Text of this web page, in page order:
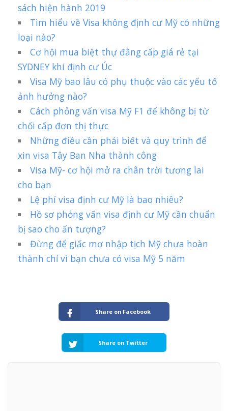
sách hiện hành 2019
Tìm hiểu về Visa không định cư Mỹ có những
loại nào?
Cơ hội mua biệt thự đẳng cấp giá rẻ tại
SYDNEY khi định cư Úc
Visa Mỹ bao lâu có phụ thuộc vào các yếu tố
ảnh hưởng nào?
Cách phỏng vấn visa Mỹ F1 để không bị từ
chối cấp đơn thị thực
Những điều cần phải biết và quy trình để
xin visa Tây Ban Nha thành công
Visa Mỹ- cơ hội mở ra chân trời tương lai
cho bạn
Lệ phí visa định cư Mỹ là bao nhiêu?
Hồ sơ phỏng vấn visa định cư Mỹ cần chuẩn
bị sao cho ấn tượng?
Đừng để giấc mơ nhập tịch Mỹ chưa hoàn
thành chỉ vì bạn chưa có visa Mỹ 5 năm
Share on Facebook
Share on Twitter